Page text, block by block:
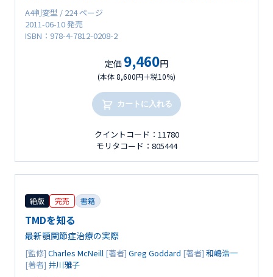
A4判変型 / 224 ページ
2011-06-10 発売
ISBN：978-4-7812-0208-2
定価 9,460円
(本体 8,600円＋税10%)
カートに入れる
クイントコード：11780
モリタコード：805444
絶版 完売 書籍
TMDを知る
最新顎関節症治療の実際
[監修] Charles McNeill [著者] Greg Goddard [著者] 和嶋浩一
[著者] 井川雅子